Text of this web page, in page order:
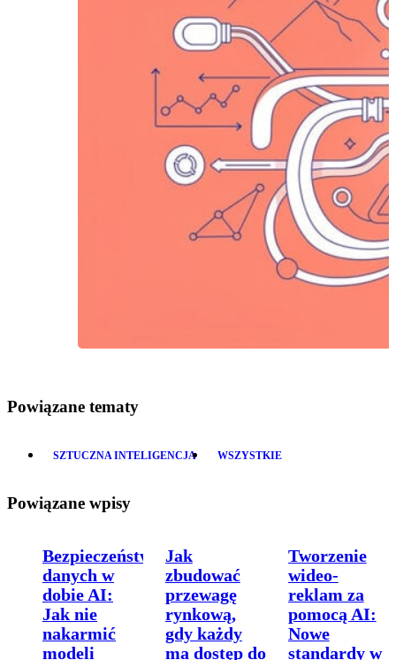
Powiązane tematy
SZTUCZNA INTELIGENCJA WSZYSTKIE
Powiązane wpisy
Bezpieczeństwo
danych w
dobie AI:
Jak nie
nakarmić
modeli
Jak
zbudować
przewagę
rynkową,
gdy każdy
ma dostęp do
Tworzenie
wideo-
reklam za
pomocą AI:
Nowe
standardy w